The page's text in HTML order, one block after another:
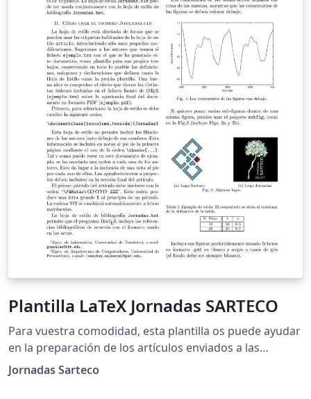
Plantilla LaTeX Jornadas SARTECO
Para vuestra comodidad, esta plantilla os puede ayudar
en la preparación de los artículos enviados a las
Jornadas de Paralelismo y a las Jornadas de
Computación Empotrada y Reconfigurable.
Jornadas Sarteco